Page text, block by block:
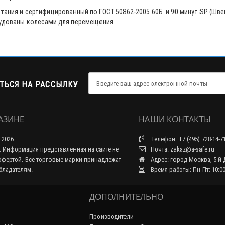
и сертифицированный по ГОСТ 50862-2005 60Б и 90 минут SP
колесами для перемещения.
НА РАССЫЛКУ
представленная на сайте не
Все торговые марки принадлежат
НАШИ КОНТАКТЫ
Телефон: +7 (495) 728-14-71
Почта: zakaz@a-safe.ru
Адрес: город Москва, 5-й
Время работы: Пн-Пт:
ДОПОЛНИТЕЛЬНО
Производители